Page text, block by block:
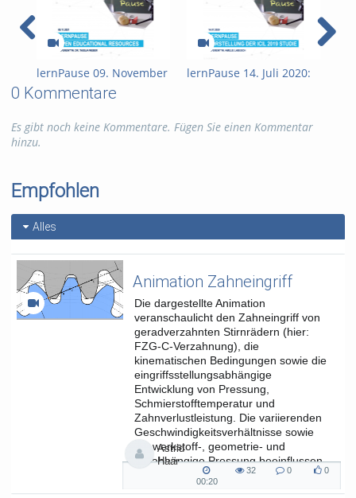
lernPause 09. November
2021: Open Educational
Resources (OER)
lernPause 14. Juli 2020:
Schülerinnen und
0 Kommentare
Es gibt noch keine Kommentare. Fügen Sie einen Kommentar
hinzu.
Empfohlen
Alles
Animation Zahneingriff
Die dargestellte Animation
veranschaulicht den Zahneingriff von
geradverzahnten Stirnrädern (hier:
FZG-C-Verzahnung), die
kinematischen Bedingungen sowie die
eingriffsstellungsabhängige
Entwicklung von Pressung,
Schmierstofftemperatur und
Zahnverlustleistung. Die variierenden
Geschwindigkeitsverhältnisse sowie
die werkstoff-, geometrie- und
lastabhängige Pressung beeinflussen
Astrid
Haar
00:20
00:20
32
views
0
Kommentare
0
likes